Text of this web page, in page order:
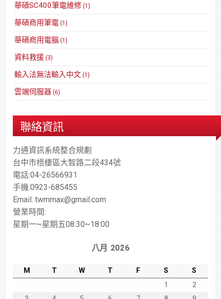
華碩SC400筆電維修 (1)
華碩商用筆電 (1)
華碩商用電腦 (1)
資料救援 (3)
輸入法無法輸入中文 (1)
雲端伺服器 (6)
聯絡資訊
力通資訊系統整合規劃
台中市梧棲區大智路二段434號
電話:04-26566931
手機:0923-685455
Email: twmmax@gmail.com
營業時間:
星期一~星期五08:30~18:00
八月 2026
M T W T F S
S
1
2